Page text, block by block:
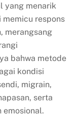
yang menarik
respons
merangsang
bahwa metode
kondisi
migrain,
serta
emosional.